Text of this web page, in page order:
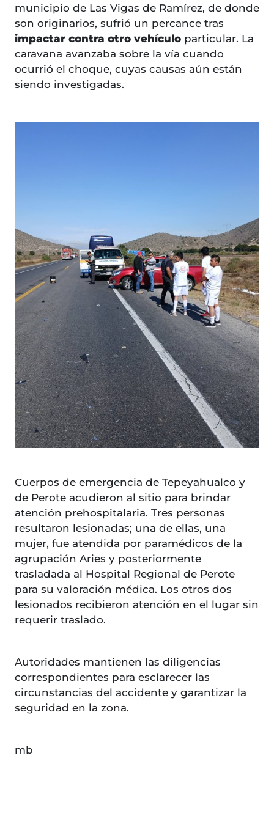
municipio de Las Vigas de Ramírez, de donde
son originarios, sufrió un percance tras
impactar contra otro vehículo particular. La
caravana avanzaba sobre la vía cuando
ocurrió el choque, cuyas causas aún están
siendo investigadas.
Cuerpos de emergencia de Tepeyahualco y
de Perote acudieron al sitio para brindar
atención prehospitalaria. Tres personas
resultaron lesionadas; una de ellas, una
mujer, fue atendida por paramédicos de la
agrupación Aries y posteriormente
trasladada al Hospital Regional de Perote
para su valoración médica. Los otros dos
lesionados recibieron atención en el lugar sin
requerir traslado.
Autoridades mantienen las diligencias
correspondientes para esclarecer las
circunstancias del accidente y garantizar la
seguridad en la zona.
mb